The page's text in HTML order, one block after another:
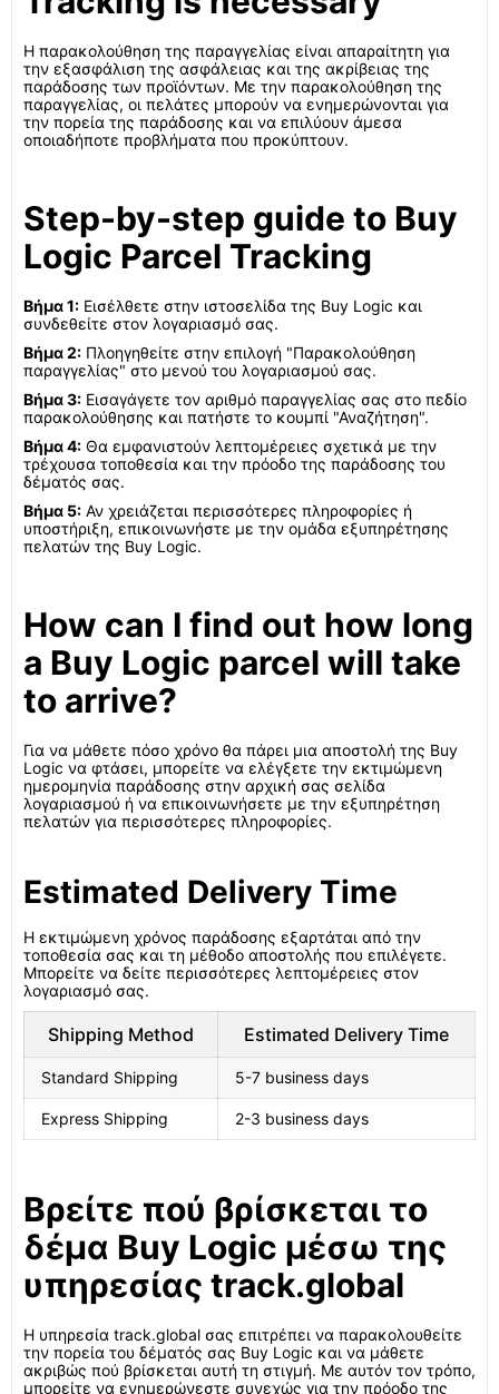
Η παρακολούθηση της παραγγελίας είναι απαραίτητη για
την εξασφάλιση της ασφάλειας και της ακρίβειας της
παράδοσης των προϊόντων. Με την παρακολούθηση της
παραγγελίας, οι πελάτες μπορούν να ενημερώνονται για
την πορεία της παράδοσης και να επιλύουν άμεσα
οποιαδήποτε προβλήματα που προκύπτουν.
Step-by-step guide to Buy
Logic Parcel Tracking
Βήμα 1: Εισέλθετε στην ιστοσελίδα της Buy Logic και
συνδεθείτε στον λογαριασμό σας.
Βήμα 2: Πλοηγηθείτε στην επιλογή "Παρακολούθηση
παραγγελίας" στο μενού του λογαριασμού σας.
Βήμα 3: Εισαγάγετε τον αριθμό παραγγελίας σας στο πεδίο
παρακολούθησης και πατήστε το κουμπί "Αναζήτηση".
Βήμα 4: Θα εμφανιστούν λεπτομέρειες σχετικά με την
τρέχουσα τοποθεσία και την πρόοδο της παράδοσης του
δέματός σας.
Βήμα 5: Αν χρειάζεται περισσότερες πληροφορίες ή
υποστήριξη, επικοινωνήστε με την ομάδα εξυπηρέτησης
πελατών της Buy Logic.
How can I find out how long
a Buy Logic parcel will take
to arrive?
Για να μάθετε πόσο χρόνο θα πάρει μια αποστολή της Buy
Logic να φτάσει, μπορείτε να ελέγξετε την εκτιμώμενη
ημερομηνία παράδοσης στην αρχική σας σελίδα
λογαριασμού ή να επικοινωνήσετε με την εξυπηρέτηση
πελατών για περισσότερες πληροφορίες.
Estimated Delivery Time
Η εκτιμώμενη χρόνος παράδοσης εξαρτάται από την
τοποθεσία σας και τη μέθοδο αποστολής που επιλέγετε.
Μπορείτε να δείτε περισσότερες λεπτομέρειες στον
λογαριασμό σας.
Shipping Method Estimated Delivery Time
Standard Shipping 5-7 business days
Express Shipping 2-3 business days
Βρείτε πού βρίσκεται το
δέμα Buy Logic μέσω της
υπηρεσίας track.global
Η υπηρεσία track.global σας επιτρέπει να παρακολουθείτε
την πορεία του δέματός σας Buy Logic και να μάθετε
ακριβώς πού βρίσκεται αυτή τη στιγμή. Με αυτόν τον τρόπο,
μπορείτε να ενημερώνεστε συνεχώς για την πρόοδο της